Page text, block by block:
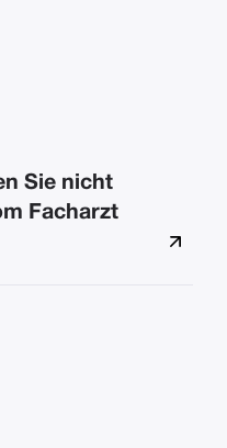
Sie nicht
Facharzt